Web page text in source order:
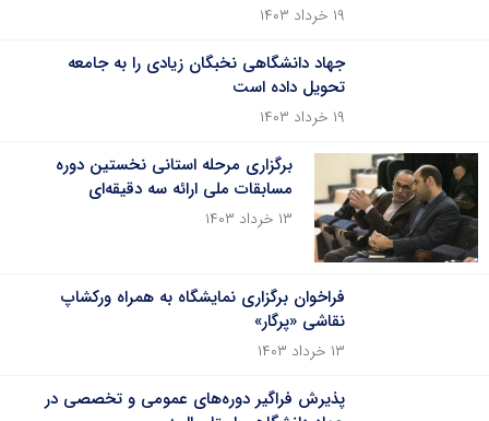
۱۹ خرداد ۱۴۰۳
جهاد دانشگاهی نخبگان زیادی را به جامعه
تحویل داده است
۱۹ خرداد ۱۴۰۳
برگزاری مرحله‌ استانی نخستین دوره
مسابقات ملی ارائه سه دقیقه‌ای
۱۳ خرداد ۱۴۰۳
فراخوان برگزاری نمایشگاه به همراه ورکشاپ
نقاشی «پرگار»
۱۳ خرداد ۱۴۰۳
پذیرش فراگیر دوره‌های عمومی و تخصصی در